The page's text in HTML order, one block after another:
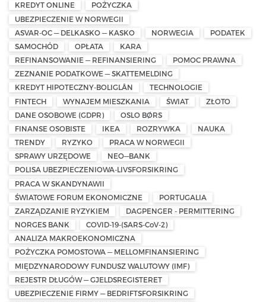
KREDYT ONLINE
POŻYCZKA
UBEZPIECZENIE W NORWEGII
ASVAR-OC — DELKASKO — KASKO
NORWEGIA
PODATEK
SAMOCHÓD
OPŁATA
KARA
REFINANSOWANIE — REFINANSIERING
POMOC PRAWNA
ZEZNANIE PODATKOWE — SKATTEMELDING
KREDYT HIPOTECZNY-BOLIGLÅN
TECHNOLOGIE
FINTECH
WYNAJEM MIESZKANIA ŚWIAT
ZŁOTO
DANE OSOBOWE (GDPR)
OSLO BØRS
FINANSE OSOBISTE
IKEA ROZRYWKA
NAUKA
TRENDY
RYZYKO
PRACA W NORWEGII
SPRAWY URZĘDOWE
NEO—BANK
POLISA UBEZPIECZENIOWA-LIVSFORSIKRING
PRACA W SKANDYNAWII
ŚWIATOWE FORUM EKONOMICZNE
PORTUGALIA
ZARZĄDZANIE RYZYKIEM
DAGPENGER - PERMITTERING
NORGES BANK
COVID-19-(SARS-CoV-2)
ANALIZA MAKROEKONOMICZNA
POŻYCZKA POMOSTOWA — MELLOMFINANSIERING
MIĘDZYNARODOWY FUNDUSZ WALUTOWY (IMF)
REJESTR DŁUGÓW — GJELDSREGISTERET
UBEZPIECZENIE FIRMY — BEDRIFTSFORSIKRING